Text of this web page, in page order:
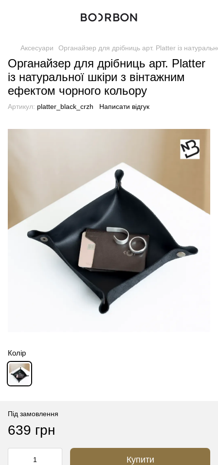
Аксесуари Органайзер для дрібниць арт. Platter із
Органайзер для дрібниць арт. Platter
із натуральної шкіри з вінтажним
ефектом чорного кольору
Артикул: platter_black_crzh Написати відгук
Колір
Під замовлення
639 грн
Купити